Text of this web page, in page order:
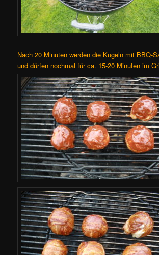
Nach 20 Minuten werden die Kugeln mit BBQ-
und dürfen nochmal für ca. 15-20 Minuten im